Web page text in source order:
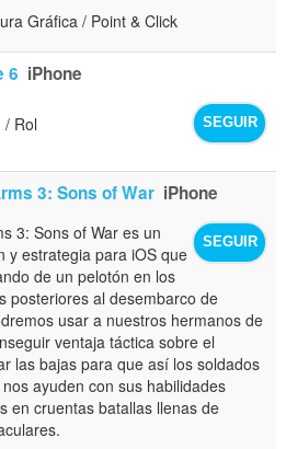
Gráfica / Point & Click
6 iPhone
SEGUIR
/ Rol
3: Sons of War iPhone
SEGUIR
3: Sons of War es un
y estrategia para iOS que
de un pelotón en los
posteriores al desembarco de
usar a nuestros hermanos de
ventaja táctica sobre el
las bajas para que así los soldados
ayuden con sus habilidades
en cruentas batallas llenas de